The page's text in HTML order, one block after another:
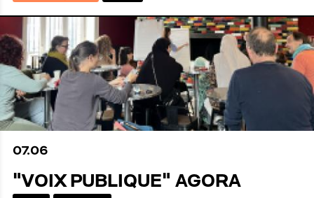
07.06
"VOIX PUBLIQUE" AGORA